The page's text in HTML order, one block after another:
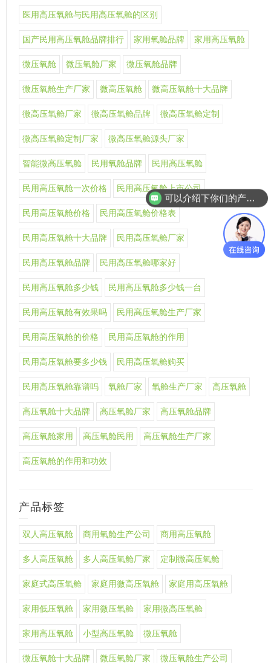
医用高压氧舱与民用高压氧舱的区别
国产民用高压氧舱品牌排行 家用氧舱品牌 家用高压氧舱
微压氧舱 微压氧舱厂家 微压氧舱品牌
微压氧舱生产厂家 微高压氧舱 微高压氧舱十大品牌
微高压氧舱厂家 微高压氧舱品牌 微高压氧舱定制
微高压氧舱定制厂家 微高压氧舱源头厂家
智能微高压氧舱 民用氧舱品牌 民用高压氧舱
民用高压氧舱一次价格 民用高压氧舱上市公司
民用高压氧舱价格 民用高压氧舱价格表
民用高压氧舱十大品牌 民用高压氧舱厂家
民用高压氧舱品牌 民用高压氧舱哪家好
民用高压氧舱多少钱 民用高压氧舱多少钱一台
民用高压氧舱有效果吗 民用高压氧舱生产厂家
民用高压氧舱的价格 民用高压氧舱的作用
民用高压氧舱要多少钱 民用高压氧舱购买
民用高压氧舱靠谱吗 氧舱厂家 氧舱生产厂家 高压氧舱
高压氧舱十大品牌 高压氧舱厂家 高压氧舱品牌
高压氧舱家用 高压氧舱民用 高压氧舱生产厂家
高压氧舱的作用和功效
产品标签
双人高压氧舱 商用氧舱生产公司 商用高压氧舱
多人高压氧舱 多人高压氧舱厂家 定制微高压氧舱
家庭式高压氧舱 家庭用微高压氧舱 家庭用高压氧舱
家用低压氧舱 家用微压氧舱 家用微高压氧舱
家用高压氧舱 小型高压氧舱 微压氧舱
微压氧舱十大品牌 微压氧舱厂家 微压氧舱生产公司
可以介绍下你们的产品么